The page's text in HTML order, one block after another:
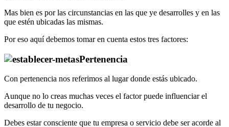
Mas bien es por las circunstancias en las que ye desarrolles y en las
que estén ubicadas las mismas.
Por eso aquí debemos tomar en cuenta estos tres factores:
Pertenencia
Con pertenencia nos referimos al lugar donde estás ubicado.
Aunque no lo creas muchas veces el factor puede influenciar el
desarrollo de tu negocio.
Debes estar consciente que tu empresa o servicio debe ser acorde al